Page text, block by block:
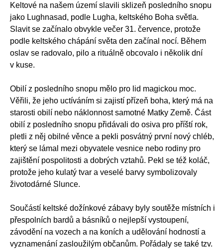
Keltové na našem území slavili sklizeň posledního snopu
jako Lughnasad, podle Lugha, keltského Boha světla.
Slavit se začínalo obvykle večer 31. července, protože
podle keltského chápání světa den začínal nocí. Během
oslav se radovalo, pilo a rituálně obcovalo i několik dní
v kuse.
Obilí z posledního snopu mělo pro lid magickou moc.
Věřili, že jeho uctíváním si zajistí přízeň boha, který má na
starosti obilí nebo náklonnost samotné Matky Země. Část
obilí z posledního snopu přidávali do osiva pro příští rok,
pletli z něj obilné věnce a pekli posvátný první nový chléb,
který se lámal mezi obyvatele vesnice nebo rodiny pro
zajištění pospolitosti a dobrých vztahů. Pekl se též koláč,
protože jeho kulatý tvar a veselé barvy symbolizovaly
životodárné Slunce.
Součástí keltské dožínkové zábavy byly soutěže místních i
přespolních bardů a básníků o nejlepší vystoupení,
závodění na vozech a na koních a udělování hodností a
vyznamenání zasloužilým občanům. Pořádaly se také tzv.